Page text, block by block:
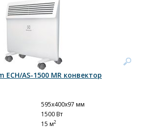
AS-1500 MR конвектор
595x400x97 мм
1500 Вт
15 м2